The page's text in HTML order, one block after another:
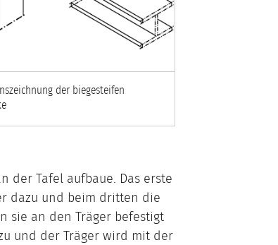
der biegesteifen
der Tafel aufbaue. Das erste
dazu und beim dritten die
sie an den Träger befestigt
und der Träger wird mit der